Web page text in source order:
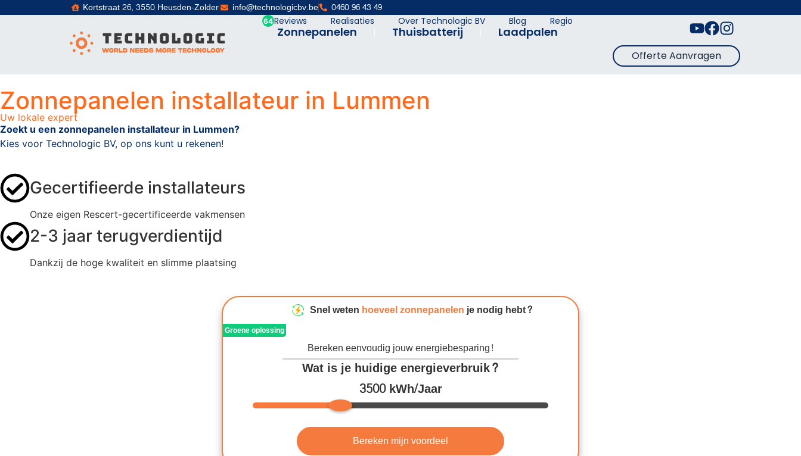
Kortstraat 26, 3550 Heusden-Zolder info@technologicbv.be 0460 96 43 49
Reviews Realisaties Over Technologic BV Blog Regio
Zonnepanelen Thuisbatterij Laadpalen
Offerte Aanvragen
Zonnepanelen installateur in Lummen
Uw lokale expert
Zoekt u een zonnepanelen installateur in Lummen?
Kies voor Technologic BV, op ons kunt u rekenen!
Gecertifieerde installateurs
Onze eigen Rescert-gecertificeerde vakmensen
2-3 jaar terugverdientijd
Dankzij de hoge kwaliteit en slimme plaatsing
Snel weten hoeveel zonnepanelenje nodig hebt?
Groene oplossing
Bereken eenvoudig jouw energiebesparing!
Wat is je huidige energieverbruik?
3500 kWh/Jaar
Bereken mijn voordeel